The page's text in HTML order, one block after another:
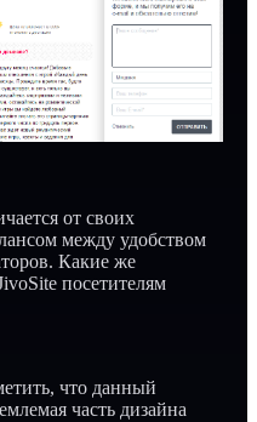
от своих
между удобством
Какие же
посетителям
что данный
часть дизайна